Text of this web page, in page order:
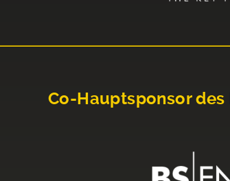
Co-Hauptsponsor